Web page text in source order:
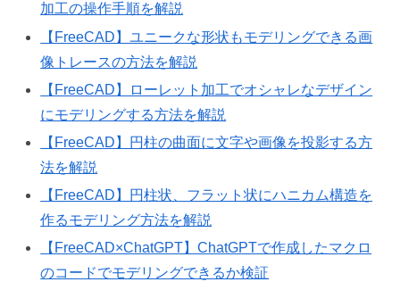
加工の操作手順を解説
【FreeCAD】ユニークな形状もモデリングできる画
像トレースの方法を解説
【FreeCAD】ローレット加工でオシャレなデザイン
にモデリングする方法を解説
【FreeCAD】円柱の曲面に文字や画像を投影する方
法を解説
【FreeCAD】円柱状、フラット状にハニカム構造を
作るモデリング方法を解説
【FreeCAD×ChatGPT】ChatGPTで作成したマクロ
のコードでモデリングできるか検証